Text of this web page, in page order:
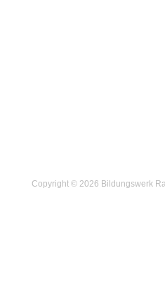
Copyright © 2026 Bildungswerk